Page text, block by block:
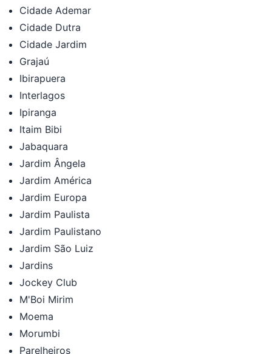
Cidade Ademar
Cidade Dutra
Cidade Jardim
Grajaú
Ibirapuera
Interlagos
Ipiranga
Itaim Bibi
Jabaquara
Jardim Ângela
Jardim América
Jardim Europa
Jardim Paulista
Jardim Paulistano
Jardim São Luiz
Jardins
Jockey Club
M'Boi Mirim
Moema
Morumbi
Parelheiros